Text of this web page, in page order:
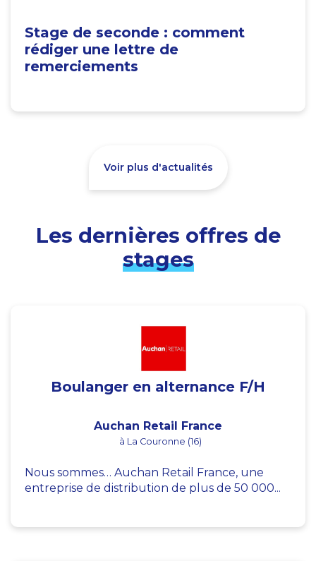
Stage de seconde : comment
rédiger une lettre de
remerciements
Voir plus d'actualités
Les dernières offres de
stages
Boulanger en alternance F/H
Auchan Retail France
à La Couronne (16)
Nous sommes… Auchan Retail France, une
entreprise de distribution de plus de 50 000...